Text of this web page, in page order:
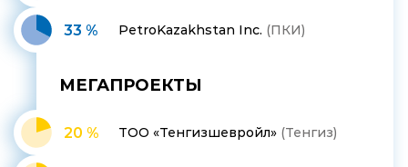
33 % PetroKazakhstan Inc. (ПКИ)
МЕГАПРОЕКТЫ
20 % ТОО «Тенгизшевройл» (Тенгиз)